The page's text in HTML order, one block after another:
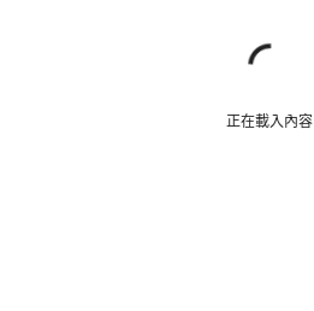
正在載入內容